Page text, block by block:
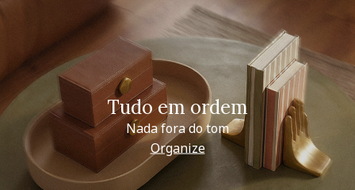
Tudo em ordem
Nada fora do tom
Organize